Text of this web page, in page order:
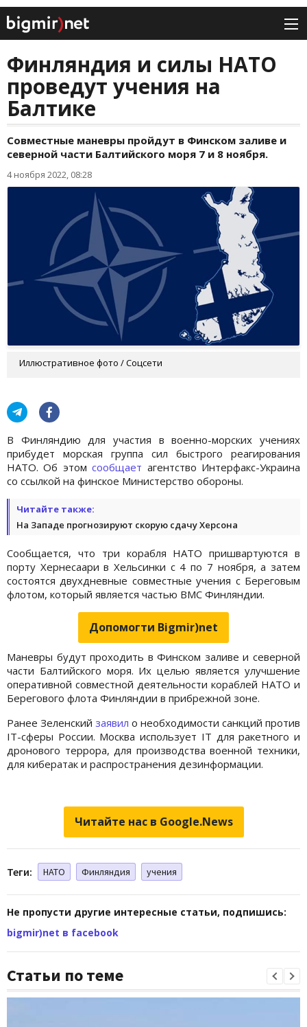
Финляндия и силы НАТО
проведут учения на
Балтике
Совместные маневры пройдут в Финском заливе и
северной части Балтийского моря 7 и 8 ноября.
4 ноября 2022, 08:28
Иллюстративное фото / Соцсети
В Финляндию для участия в военно-морских учениях
прибудет морская группа сил быстрого реагирования
НАТО. Об этомсообщает агентство Интерфакс-Украина
со ссылкой на финское Министерство обороны.
Читайте также:
На Западе прогнозируют скорую сдачу Херсона
Сообщается, что три корабля НАТО пришвартуются в
порту Хернесаари в Хельсинки с 4 по 7 ноября, а затем
состоятся двухдневные совместные учения с Береговым
флотом, который является частью ВМС Финляндии.
Допомогти Bigmir)net
Маневры будут проходить в Финском заливе и северной
части Балтийского моря. Их целью является улучшение
оперативной совместной деятельности кораблей НАТО и
Берегового флота Финляндии в прибрежной зоне.
Ранее Зеленский заявил о необходимости санкций против
IT-сферы России. Москва использует IT для ракетного и
дронового террора, для производства военной техники,
для кибератак и распространения дезинформации.
Читайте нас в Google.News
Теги: НАТО Финляндия учения
Не пропусти другие интересные статьи, подпишись:
bigmir)net в facebook
Статьи по теме